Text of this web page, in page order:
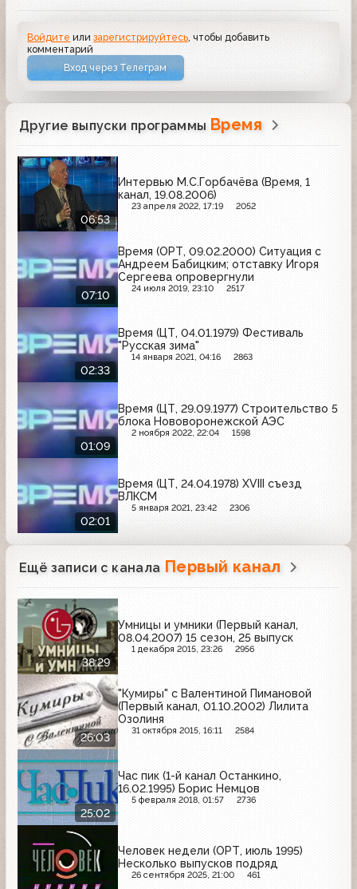
Войдите илизарегистрируйтесь, чтобы добавить
комментарий
Вход через Телеграм
Другие выпуски программы Время
06:53
Интервью М.С.Горбачёва (Время, 1
канал, 19.08.2006)
23 апреля 2022, 17:19 2052
07:10
Время (ОРТ, 09.02.2000) Ситуация с
Андреем Бабицким; отставку Игоря
Сергеева опровергнули
24 июля 2019, 23:10 2517
02:33
Время (ЦТ, 04.01.1979) Фестиваль
"Русская зима"
14 января 2021, 04:16 2863
01:09
Время (ЦТ, 29.09.1977) Строительство 5
блока Нововоронежской АЭС
2 ноября 2022, 22:04 1598
02:01
Время (ЦТ, 24.04.1978) ХVIII съезд
ВЛКСМ
5 января 2021, 23:42 2306
Ещё записи с канала Первый канал
38:29
Умницы и умники (Первый канал,
08.04.2007) 15 сезон, 25 выпуск
1 декабря 2015, 23:26 2956
26:03
"Кумиры" с Валентиной Пимановой
(Первый канал, 01.10.2002) Лилита
Озолиня
31 октября 2015, 16:11 2584
25:02
Час пик (1-й канал Останкино,
16.02.1995) Борис Немцов
5 февраля 2018, 01:57 2736
Человек недели (ОРТ, июль 1995)
Несколько выпусков подряд
26 сентября 2025, 21:00 461